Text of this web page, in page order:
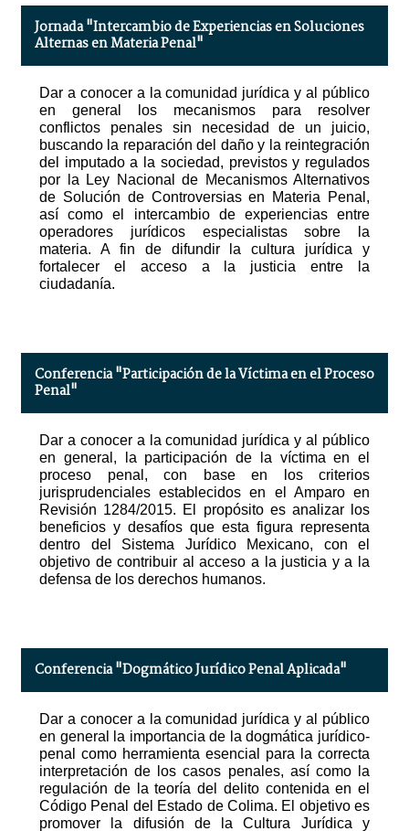
Jornada "Intercambio de Experiencias en Soluciones
Alternas en Materia Penal"
Dar a conocer a la comunidad jurídica y al público
en general los mecanismos para resolver
conflictos penales sin necesidad de un juicio,
buscando la reparación del daño y la reintegración
del imputado a la sociedad, previstos y regulados
por la Ley Nacional de Mecanismos Alternativos
de Solución de Controversias en Materia Penal,
así como el intercambio de experiencias entre
operadores jurídicos especialistas sobre la
materia. A fin de difundir la cultura jurídica y
fortalecer el acceso a la justicia entre la
ciudadanía.
Conferencia "Participación de la Víctima en el Proceso
Penal"
Dar a conocer a la comunidad jurídica y al público
en general, la participación de la víctima en el
proceso penal, con base en los criterios
jurisprudenciales establecidos en el Amparo en
Revisión 1284/2015. El propósito es analizar los
beneficios y desafíos que esta figura representa
dentro del Sistema Jurídico Mexicano, con el
objetivo de contribuir al acceso a la justicia y a la
defensa de los derechos humanos.
Conferencia "Dogmático Jurídico Penal Aplicada"
Dar a conocer a la comunidad jurídica y al público
en general la importancia de la dogmática jurídico-
penal como herramienta esencial para la correcta
interpretación de los casos penales, así como la
regulación de la teoría del delito contenida en el
Código Penal del Estado de Colima. El objetivo es
promover la difusión de la Cultura Jurídica y